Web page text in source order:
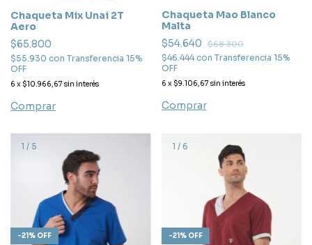
Chaqueta Mix Unai 2T
Aero
$65.800
$55.930 con Transferencia 15%
OFF
6 x $10.966,67 sin interés
Comprar
Chaqueta Mao Blanco
Malta
$54.640
$68.300
$46.444 con Transferencia 15%
OFF
6 x $9.106,67 sin interés
Comprar
1 / 5
-21% OFF
1 / 6
-21% OFF